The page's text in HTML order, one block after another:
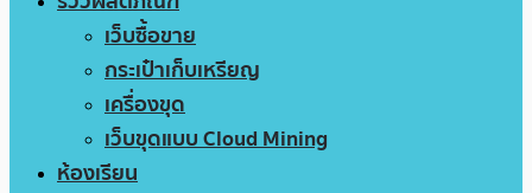
เว็บซื้อขาย
กระเป๋าเก็บเหรียญ
เครื่องขุด
เว็บขุดแบบ Cloud Mining
ห้องเรียน